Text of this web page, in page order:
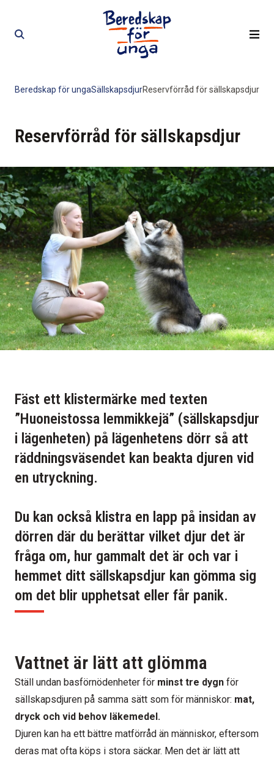
content
Beredskap för ungaSällskapsdjurReservförråd för sällskapsdjur
Reservförråd för sällskapsdjur
Fäst ett klistermärke med texten
”Huoneistossa lemmikkejä” (sällskapsdjur
i lägenheten) på lägenhetens dörr så att
räddningsväsendet kan beakta djuren vid
en utryckning.
Du kan också klistra en lapp på insidan av
dörren där du berättar vilket djur det är
fråga om, hur gammalt det är och var i
hemmet ditt sällskapsdjur kan gömma sig
om det blir upphetsat eller får panik.
Vattnet är lätt att glömma
Ställ undan basförnödenheter för minst tre dygn för
sällskapsdjuren på samma sätt som för människor: mat,
dryck och vid behov läkemedel.
Djuren kan ha ett bättre matförråd än människor, eftersom
deras mat ofta köps i stora säckar. Men det är lätt att
content